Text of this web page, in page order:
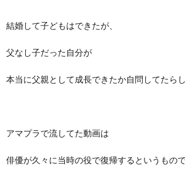
結婚して子どもはできたが、
父なし子だった自分が
本当に父親として成長できたか自問してたらし
アマプラで流してた動画は
俳優が久々に当時の役で復帰するというもので